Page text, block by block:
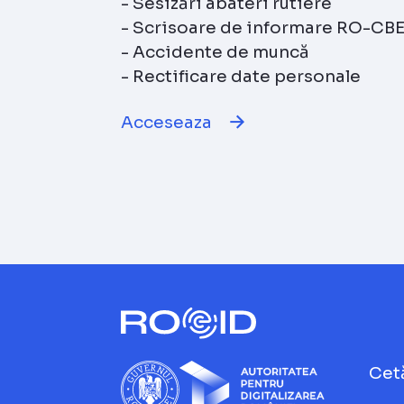
- Scrisoare de informare RO-CBE
- Accidente de muncă
- Rectificare date personale
Acceseaza